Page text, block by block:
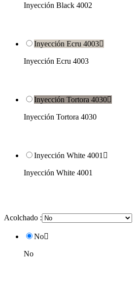
Inyección Black 4002
Inyección Ecru 4003
Inyección Ecru 4003
Inyección Tortora 4030
Inyección Tortora 4030
Inyección White 4001 
Inyección White 4001
Acolchado :
No
No